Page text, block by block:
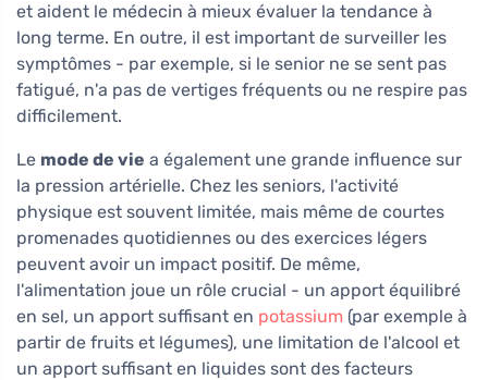
et aident le médecin à mieux évaluer la tendance à
long terme. En outre, il est important de surveiller les
symptômes - par exemple, si le senior ne se sent pas
fatigué, n'a pas de vertiges fréquents ou ne respire pas
difficilement.
Le mode de vie a également une grande influence sur
la pression artérielle. Chez les seniors, l'activité
physique est souvent limitée, mais même de courtes
promenades quotidiennes ou des exercices légers
peuvent avoir un impact positif. De même,
l'alimentation joue un rôle crucial - un apport équilibré
en sel, un apport suffisant en potassium (par exemple à
partir de fruits et légumes), une limitation de l'alcool et
un apport suffisant en liquides sont des facteurs